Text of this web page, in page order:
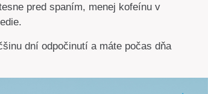
pred spaním, menej kofeínu v
dní odpočinutí a máte počas dňa